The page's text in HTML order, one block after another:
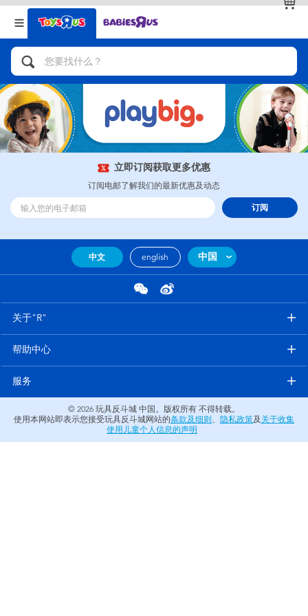
返回
分类目录
人气英雄，角色扮演，射击玩具
自行车，滑板车，骑乘车
拼砌组合及乐高LEGO
玩具车，货车，火车及遥控系列
娃娃，芭比，收藏公仔
游戏及拼图系列
户外及运动产品
返回
品牌
查看全部
立即订阅获取更多优惠
订阅电邮了解我们的最新优惠及动态
订阅
中文 english 中国
关于"R"
帮助中心
服务
© 2026 玩具反斗城 中国。版权所有 不得转载。
使用本网站即表示您接受玩具反斗城网站的条款及细则 、 隐私政策及 关于收集
使用儿童个人信息的声明